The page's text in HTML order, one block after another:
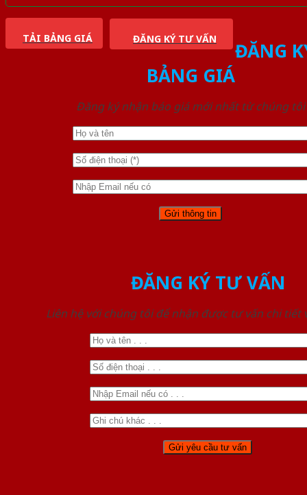
TẢI BẢNG GIÁ ĐĂNG KÝ TƯ VẤN
ĐĂNG
BẢNG GIÁ
Đăng ký nhận báo giá mới nhất từ chúng tôi
ĐĂNG KÝ TƯ VẤN
Liên hệ với chúng tôi để nhận được tư vấn chi tiết